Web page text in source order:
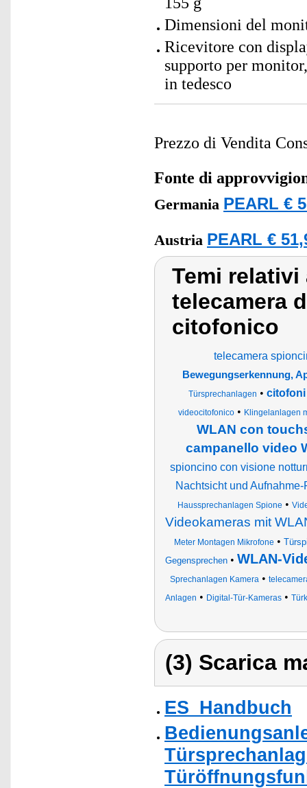
Dimensioni del
Ricevitore con
supporto per
in tedesco
Prezzo di Vendita
Fonte di
Germania PEARL €
Austria PEARL €
Temi relativi
telecamera
citofonico
telecamera
Bewegungserkennung,
Türsprechanlagen • citofoni
videocitofonico • Klingelanlagen
WLAN con
campanello video
spioncino con visione
Nachtsicht und
Haussprechanlagen Spione •
Videokameras mit
Meter Montagen Mikrofone •
Gegensprechen• WLAN-
Sprechanlagen Kamera •
Anlagen • Digital-Tür-Kameras•
(3) Scarica
ES_Handbuch